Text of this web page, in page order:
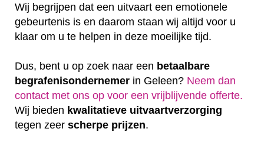
Wij begrijpen dat een uitvaart een emotionele
gebeurtenis is en daarom staan wij altijd voor u
klaar om u te helpen in deze moeilijke tijd.
Dus, bent u op zoek naar een betaalbare
begrafenisondernemer in Geleen? Neem dan
contact met ons op voor een vrijblijvende offerte‎.
Wij bieden kwalitatieve uitvaartverzorging
tegen zeer scherpe prijzen.